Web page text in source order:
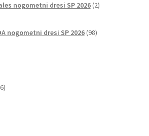
nogometni dresi SP 2026 2izdelka
nogometni dresi SP 2026 98izdelkov
izdelkov